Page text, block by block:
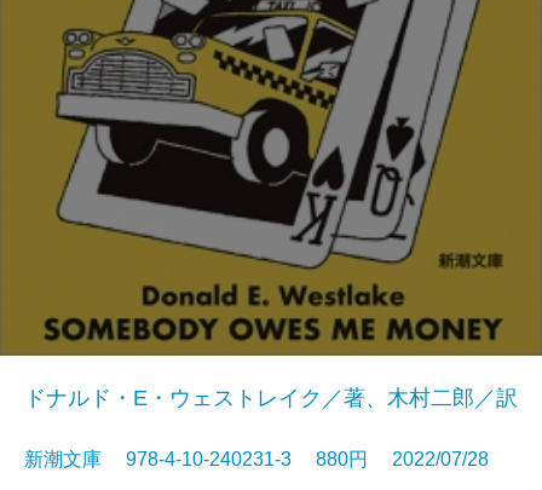
ドナルド・E・ウェストレイク／著、木村二郎／訳
新潮文庫 978-4-10-240231-3 880円 2022/07/28